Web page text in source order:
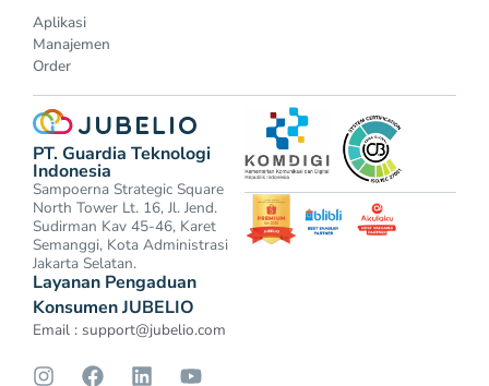
Aplikasi
Manajemen
Order
PT. Guardia Teknologi
Indonesia
Sampoerna Strategic Square
North Tower Lt. 16, Jl. Jend.
Sudirman Kav 45-46, Karet
Semanggi, Kota Administrasi
Jakarta Selatan.
Layanan Pengaduan
Konsumen JUBELIO
Email : support@jubelio.com